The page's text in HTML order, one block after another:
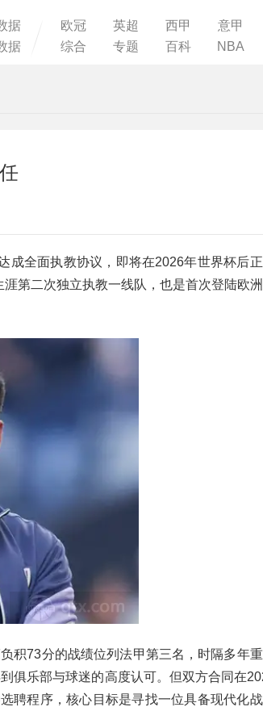
据
据
欧冠 英超 西甲 意甲
综合
专题 百科 NBA
成全面执教协议，即将在2026年世界杯后
第二次独立执教一线队，也是首次登陆欧
积73分的战绩位列法甲第三名，时隔多年
俱乐部与球迷的高度认可。但双方合同在
聘程序，核心目标是寻找一位具备现代化